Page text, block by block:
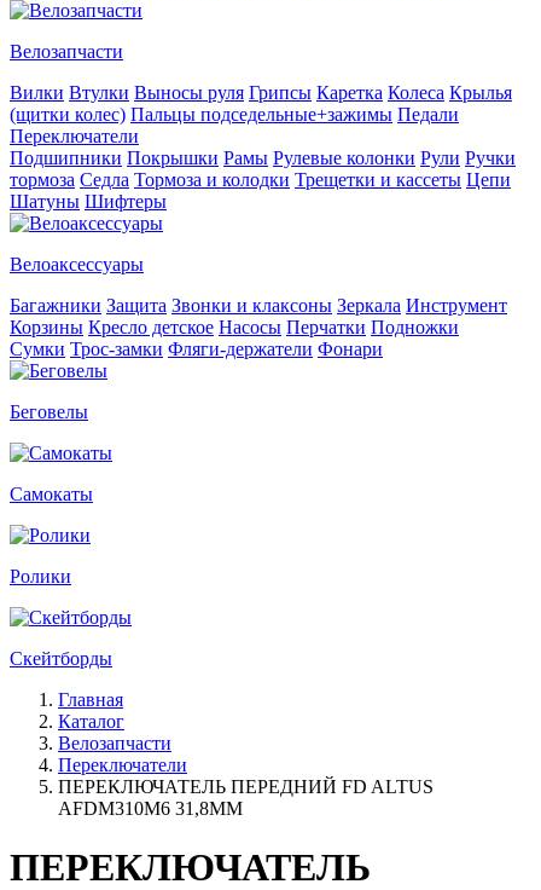
Велозапчасти
Вилки Втулки Выносы руля Грипсы Каретка Колеса Крылья
(щитки колес) Пальцы подседельные+зажимы Педали
Переключатели
Подшипники Покрышки Рамы Рулевые колонки Рули Ручки
тормоза Седла Тормоза и колодки Трещетки и кассеты Цепи
Шатуны Шифтеры
Велоаксессуары
Багажники Защита Звонки и клаксоны Зеркала Инструмент
Корзины Кресло детское Насосы Перчатки Подножки
Сумки Трос-замки Фляги-держатели Фонари
Беговелы
Самокаты
Ролики
Скейтборды
Главная
Каталог
Велозапчасти
Переключатели
ПЕРЕКЛЮЧАТЕЛЬ ПЕРЕДНИЙ FD ALTUS
AFDM310M6 31,8MM
ПЕРЕКЛЮЧАТЕЛЬ